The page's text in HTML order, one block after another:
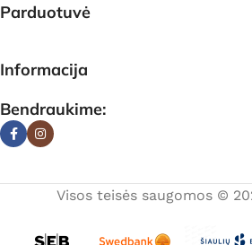
Parduotuvė
Informacija
Bendraukime:
Visos teisės saugomos ©